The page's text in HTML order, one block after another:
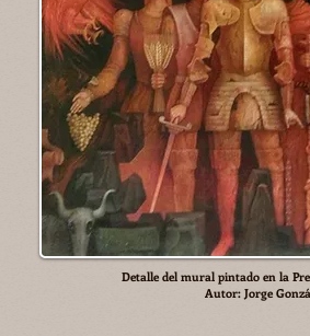
Detalle del mural pintado en la
Autor: Jorge